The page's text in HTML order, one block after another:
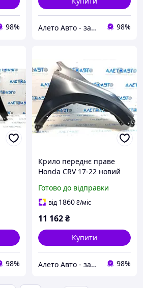
98% Алето Авто - запчастини на авто зі США 98%
98%
Крило переднє праве
Honda CRV 17-22 новий
60211TLAA00ZZ
Готово до відправки
від 1860₴/міс
11 162₴
Купити
Алето Авто - запчастини на авто зі США 98%